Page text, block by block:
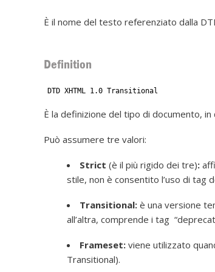
È il nome del testo referenziato dalla
Definition
DTD XHTML 1.0 Transitional
È la definizione del tipo di documento,
Può assumere tre valori:
Strict (è il più rigido dei tre):
stile, non è consentito l’uso di tag
Transitional:è una versione
all’altra, comprende i tag
Frameset:viene utilizzato
Transitional).